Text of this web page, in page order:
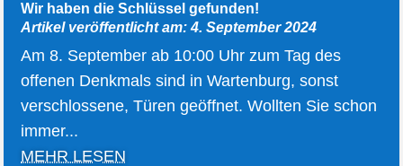
Wir haben die Schlüssel gefunden!
Artikel veröffentlicht am: 4. September 2024
Am 8. September ab 10:00 Uhr zum Tag des
offenen Denkmals sind in Wartenburg, sonst
verschlossene, Türen geöffnet. Wollten Sie schon
immer...
MEHR LESEN